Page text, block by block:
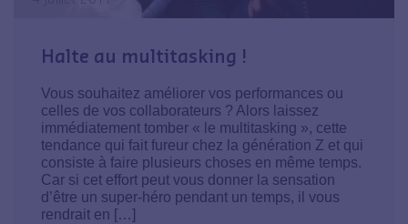
Halte au multitasking !
Vous souhaitez améliorer vos performances ou
celles de vos collaborateurs ? Alors laissez
immédiatement tomber « le multitasking », cette
tendance qui fait fureur chez la génération Z et qui
consiste à faire plusieurs choses en même temps.
Car si cet effort peut vous donner la sensation
d’être un super-héro pendant un temps, il vous
rendrait en […]